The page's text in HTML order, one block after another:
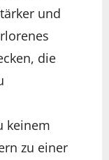
und
die
keinem
zu einer